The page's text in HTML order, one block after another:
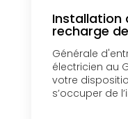
Installation
recharge
Générale
électricien au
votre
s’occuper de